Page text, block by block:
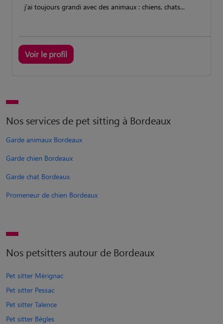
j'ai toujours grandi avec des animaux : chiens, chats...
Voir le profil
Nos services de pet sitting à Bordeaux
Garde animaux Bordeaux
Garde chien Bordeaux
Garde chat Bordeaux
Promeneur de chien Bordeaux
Nos petsitters autour de Bordeaux
Pet sitter Mérignac
Pet sitter Pessac
Pet sitter Talence
Pet sitter Bègles